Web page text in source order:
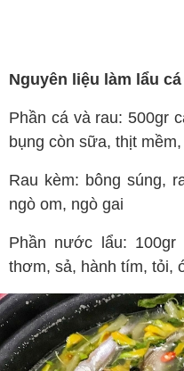
Nguyên liệu làm lẩu
Phần cá và rau: 500gr
bụng còn sữa, thịt
Rau kèm: bông súng,
ngò om, ngò gai
Phần nước lẩu:
thơm, sả, hành tím, tỏi,